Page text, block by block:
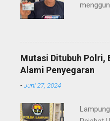
dari
Mutasi Ditubuh Polri,
Alami Penyegaran
-Juni 27, 2024